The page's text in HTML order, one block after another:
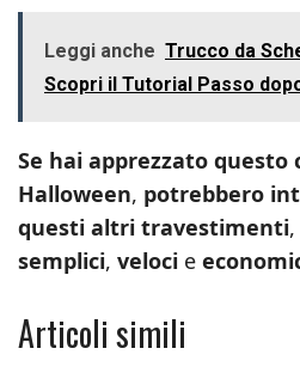
Leggi anche Trucco da
Scopri il Tutorial Passo
Se hai apprezzato questo
Halloween, potrebbero
questi altri travestimenti,
semplici, veloci e
Articoli simili